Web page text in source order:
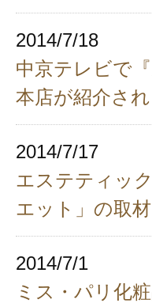
2014/7/18
中京テレビで
本店が紹介され
2014/7/17
エステティッ
エット」の取
2014/7/1
ミス・パリ化